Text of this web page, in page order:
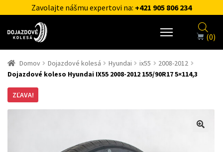
Zavolajte nášmu expertovi na: +421 905 806 234
(0)
Domov Dojazdové kolesá Hyundai ix55
2008-2012
Dojazdové koleso Hyundai IX55 2008-2012 155/90R17 5×114,3
ZĽAVA!